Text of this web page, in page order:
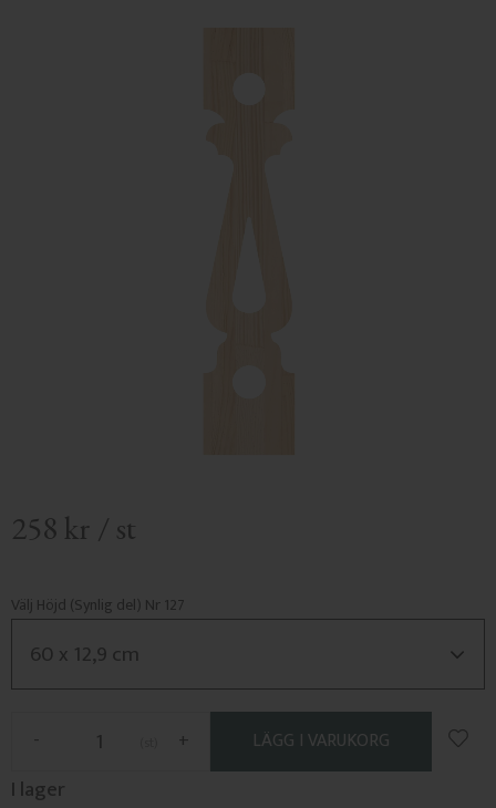
258 kr / st
Välj Höjd (Synlig del) Nr 127
+
-
I lager